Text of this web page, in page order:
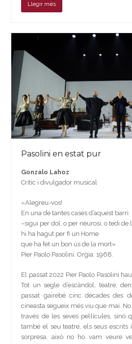
Llegir més
Pasolini en estat pur
Gonzalo Lahoz
Crític i divulgador musical
«Alegreu-vos!
En una de tantes cases d’aquest barri
–sigui per dol, o per neurosi, o tedi de
hi ha hagut per fi un Home
que ha fet un bon ús de la mort»
Pier Paolo Pasolini. Orgia. 1968.
El passat 2022 Pier Paolo Pasolini
Tot un segle d’escàndol, teatre,
passat gairebé cinc dècades des
cineasta segueix més viu que mai.
través de les seves pel·lícules, sinó
també el seu teatre, els seus escrits
sorpresa, això no ho vam veure